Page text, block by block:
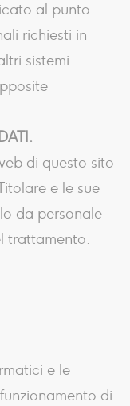
al punto
richiesti in
sistemi
di questo sito
e le sue
da personale
trattamento.
e le
di